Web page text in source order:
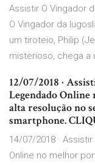
Assistir O Vingador
O Vingador da
um tiroteio, Philip
misterioso, chega a
12/07/2018 ·
Legendado
alta resolução no
smartphone.
14/07/2018 ·
Online no melhor